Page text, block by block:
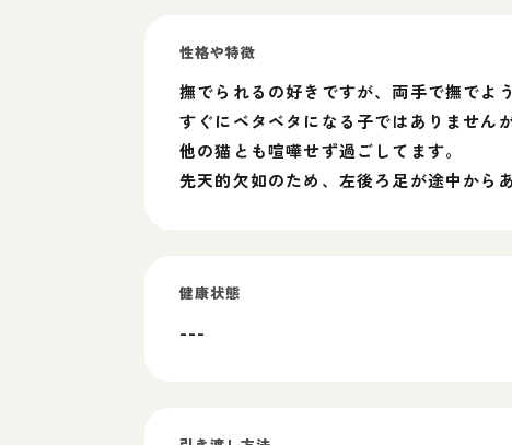
性格や特徴
撫でられるの好きですが、両手で撫でよ
すぐにベタベタになる子ではありませんが
他の猫とも喧嘩せず過ごしてます。
先天的欠如のため、左後ろ足が途中から
健康状態
---